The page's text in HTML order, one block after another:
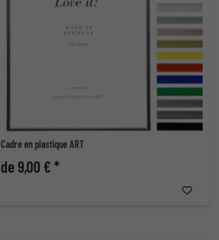
Cadre en plastique ART
de 9,00 € *